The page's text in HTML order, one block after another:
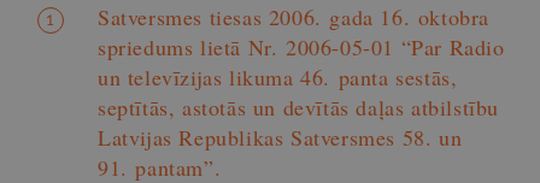
1
Satversmes tiesas 2006. gada 16. oktobra
spriedums lietā Nr. 2006-05-01 “Par Radio
un televīzijas likuma 46. panta sestās,
septītās, astotās un devītās daļas atbilstību
Latvijas Republikas Satversmes 58. un
91. pantam”.